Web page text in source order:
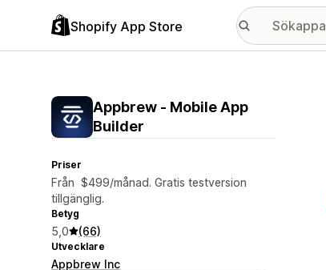
Shopify App Store
Appbrew ‑ Mobile App
Builder
Priser
Från $499/månad. Gratis testversion
tillgänglig.
Betyg
5,0 (66)
Utvecklare
Appbrew Inc